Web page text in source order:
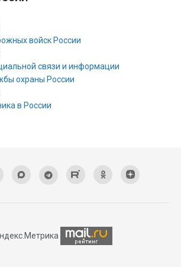
войск России
связи и информации
охраны России
в России